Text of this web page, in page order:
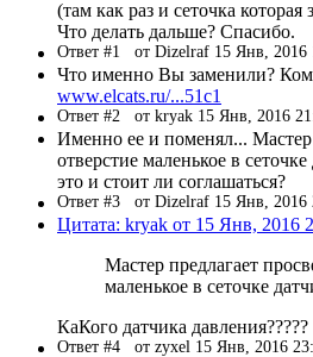
(там как раз и сеточка которая
Что делать дальше? Спасибо.
Ответ #1 от Dizelraf 15 Янв, 2016
Что именно Вы заменили?
www.elcats.ru/...51c1
Ответ #2 от kryak 15 Янв, 2016
Именно ее и поменял... Мастер
отверстие маленькое в
это и стоит ли соглашаться?
Ответ #3 от Dizelraf 15 Янв, 2016
Цитата: kryak от 15 Янв, 2016
Мастер предлагает
маленькое в сеточке
КаКого датчика давления?????
Ответ #4 от zyxel 15 Янв, 2016